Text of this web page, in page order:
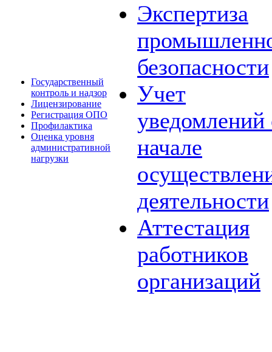
Государственный
контроль и надзор
Лицензирование
Регистрация ОПО
Профилактика
Оценка уровня
административной
нагрузки
Экспертиза
безопасности
Учет
уведомлений
начале
деятельности
Аттестация
работников
организаций